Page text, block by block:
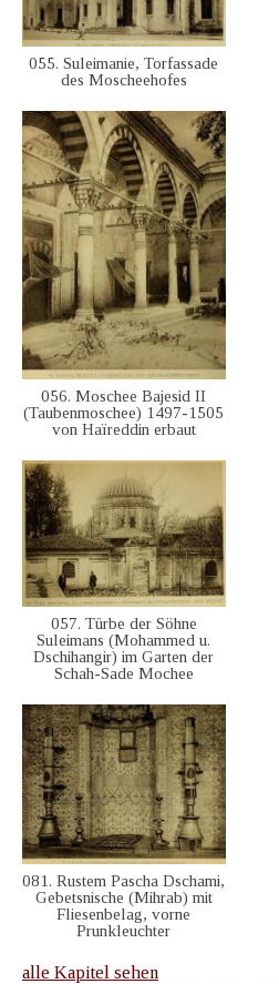
055. Suleimanie, Torfassade
des Moscheehofes
056. Moschee Bajesid II
(Taubenmoschee) 1497-1505
von Haïreddin erbaut
057. Türbe der Söhne
Suleimans (Mohammed u.
Dschihangir) im Garten der
Schah-Sade Mochee
081. Rustem Pascha Dschami,
Gebetsnische (Mihrab) mit
Fliesenbelag, vorne
Prunkleuchter
alle Kapitel sehen